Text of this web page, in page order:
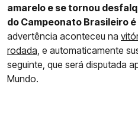
amarelo e se tornou
do Campeonato Brasileiro
advertência aconteceu na
rodada, e automaticamente
seguinte, que será disputada
Mundo.